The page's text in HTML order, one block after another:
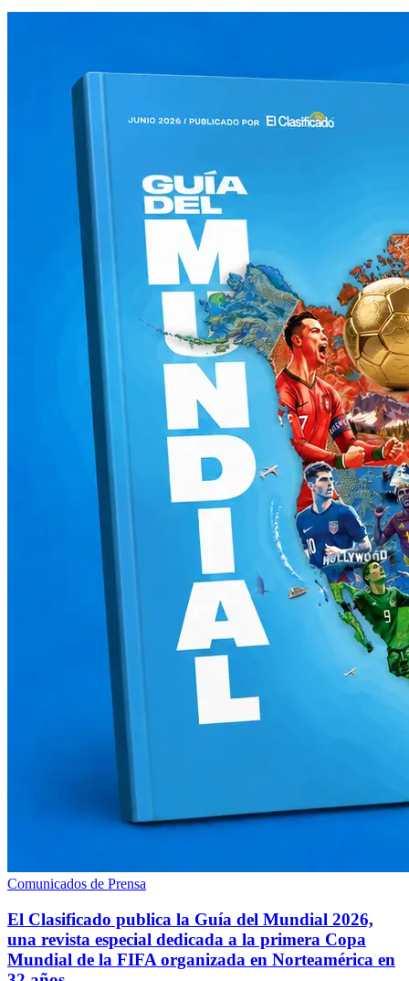
Comunicados de Prensa
El Clasificado publica la Guía del Mundial 2026,
una revista especial dedicada a la primera Copa
Mundial de la FIFA organizada en Norteamérica en